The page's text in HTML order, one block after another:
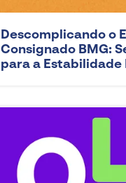
Descomplicando o
Consignado BMG:
para a Estabilidade